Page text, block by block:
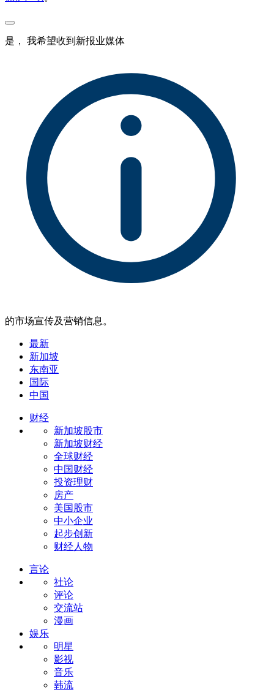
是， 我希望收到新报业媒体
的市场宣传及营销信息。
最新
新加坡
东南亚
国际
中国
财经
新加坡股市
新加坡财经
全球财经
中国财经
投资理财
房产
美国股市
中小企业
起步创新
财经人物
言论
社论
评论
交流站
漫画
娱乐
明星
影视
音乐
韩流